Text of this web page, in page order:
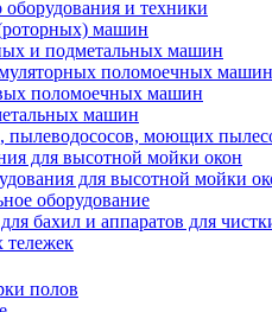
и техники
машин
и подметальных машин
поломоечных машин
поломоечных машин
машин
пылеводососов, моющих
для высотной мойки окон
для высотной мойки
оборудование
бахил и аппаратов для
тележек
полов